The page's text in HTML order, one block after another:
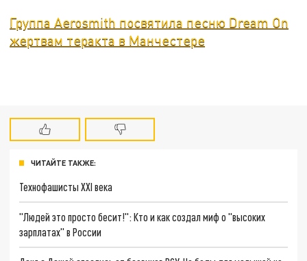
Группа Aerosmith посвятила песню Dream On
жертвам теракта в Манчестере
ЧИТАЙТЕ ТАКЖЕ:
Технофашисты XXI века
"Людей это просто бесит!": Кто и как создал миф о "высоких
зарплатах" в России